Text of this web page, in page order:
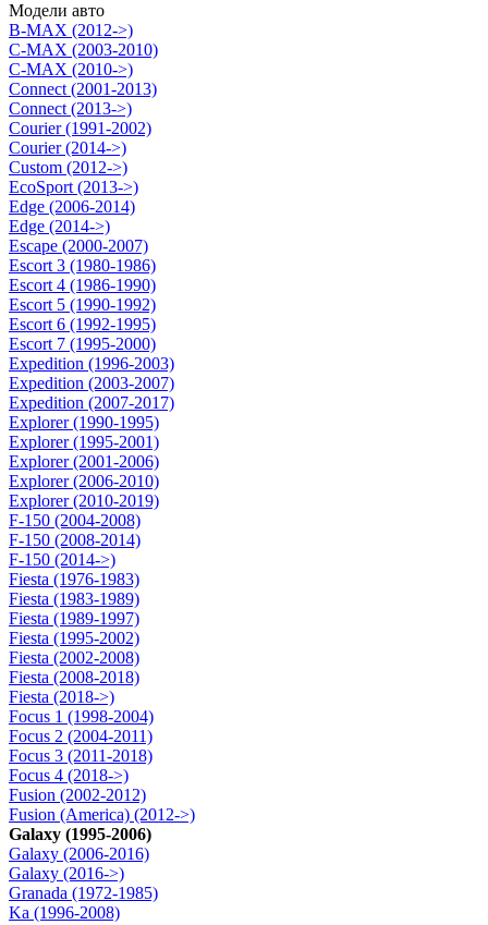
Модели авто
B-MAX (2012->)
C-MAX (2003-2010)
C-MAX (2010->)
Connect (2001-2013)
Connect (2013->)
Courier (1991-2002)
Courier (2014->)
Custom (2012->)
EcoSport (2013->)
Edge (2006-2014)
Edge (2014->)
Escape (2000-2007)
Escort 3 (1980-1986)
Escort 4 (1986-1990)
Escort 5 (1990-1992)
Escort 6 (1992-1995)
Escort 7 (1995-2000)
Expedition (1996-2003)
Expedition (2003-2007)
Expedition (2007-2017)
Explorer (1990-1995)
Explorer (1995-2001)
Explorer (2001-2006)
Explorer (2006-2010)
Explorer (2010-2019)
F-150 (2004-2008)
F-150 (2008-2014)
F-150 (2014->)
Fiesta (1976-1983)
Fiesta (1983-1989)
Fiesta (1989-1997)
Fiesta (1995-2002)
Fiesta (2002-2008)
Fiesta (2008-2018)
Fiesta (2018->)
Focus 1 (1998-2004)
Focus 2 (2004-2011)
Focus 3 (2011-2018)
Focus 4 (2018->)
Fusion (2002-2012)
Fusion (America) (2012->)
Galaxy (1995-2006)
Galaxy (2006-2016)
Galaxy (2016->)
Granada (1972-1985)
Ka (1996-2008)